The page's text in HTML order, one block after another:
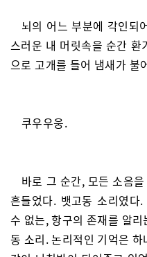
뇌의 어느 부분에 각인되
스러운 내 머릿속을 순간 환
으로 고개를 들어 냄새가 불
쿠우우웅.
바로 그 순간, 모든 소음
흔들었다. 뱃고동 소리였다
수 없는, 항구의 존재를 알
동 소리. 논리적인 기억은